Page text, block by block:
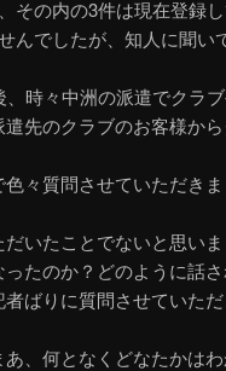
その内の3件は現在登録
んでしたが、知人に聞い
時々中洲の派遣でクラ
先のクラブのお客様か
々質問させていただきま
いたことでないと思い
たのか？どのように話
ばりに質問させていただ
、何となくどなたかはわ